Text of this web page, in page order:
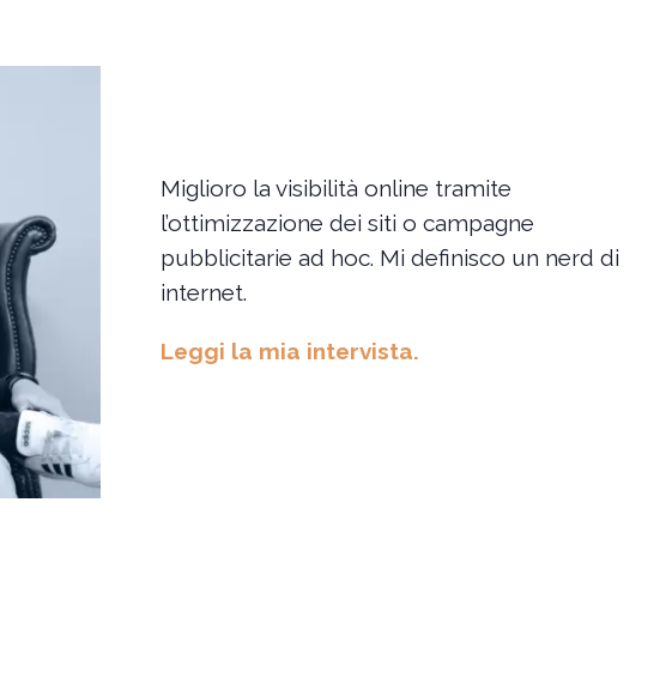
Miglioro la visibilità online tramite
l’ottimizzazione dei siti o campagne
pubblicitarie ad hoc. Mi definisco un nerd di
internet.
Leggi la mia intervista.